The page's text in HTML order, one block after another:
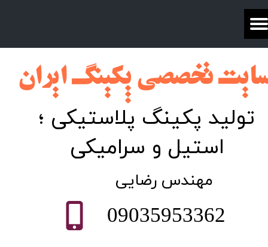
تخصصی پکینگ ایران​​​​​​​​​​​​
تولید پکینگ پلاستیکی ؛
استیل و سرامیکی
​مهندس رضایی
09035953362